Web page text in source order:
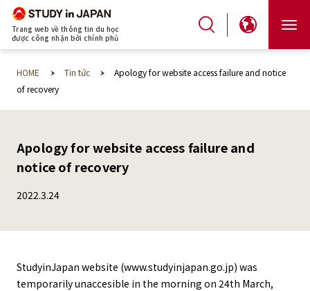
Trang web về thông tin du học
được công nhận bởi chính phủ
HOME Tin tức
Apology for website access failure and notice
of recovery
Apology for website access failure and
notice of recovery
2022.3.24
StudyinJapan website (www.studyinjapan.go.jp) was
temporarily unaccesible in the morning on 24th March,